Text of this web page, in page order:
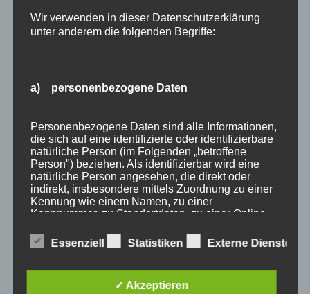
Stichworte
allgäu allgäuer alpen alpen angebot Auszeit
bayern bergbahnen berge event
Wir verwenden in dieser Datenschutzerklärung
unter anderem die folgenden Begriffe:
a) personenbezogene Daten
Personenbezogene Daten sind alle Informationen,
die sich auf eine identifizierte oder identifizierbare
natürliche Person (im Folgenden „betroffene
Person") beziehen. Als identifizierbar wird eine
natürliche Person angesehen, die direkt oder
indirekt, insbesondere mittels Zuordnung zu einer
Kennung wie einem Namen, zu einer
Kennnummer, zu Standortdaten, zu einer Online-
besonderen Merkmalen, die Ausdruck der
physischen, physiologischen, genetischen,
identifiziert werden kann.
Essenziell Statistiken Externe Dienste
✓ Akzeptieren